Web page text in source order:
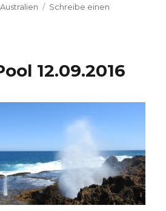
Schreibe einen
12.09.2016